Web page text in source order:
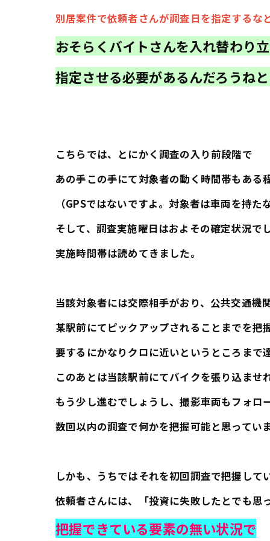
別居案件で依頼者さんが調査日を指定するな
おそらくバイトさんを入れ替わり
指定させる必要があるんだろうね
こちらでは、とにかく調査の入り前段階で
あの手この手にて対象者の動く時間帯もある
（GPSではないですよ。対象者は車両を持た
そして、調査実施曜日はおよその確定状況で
実施時間帯は読めてきました。
当該対象者には交際相手がおり、公共交通機
某駅前にてピックアップされることまでを把
要するにかなりクロに近いというところまで
このあとは当該駅前にてバイクを張り込ませ
もう少し進むでしょうし、撮影車両もフォロ
数回以内の調査で何かを把握可能と思ってい
しかも、うちではそれを初回調査で把握して
依頼者さんには、「投資に失敗したとでも思
把握できている要素の無い状況で